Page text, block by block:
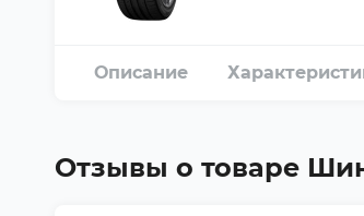
Описание
Отзывы о товаре